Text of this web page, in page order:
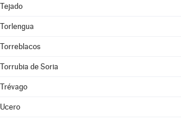
Tejado
Torlengua
Torreblacos
Torrubia de Soria
Trévago
Ucero